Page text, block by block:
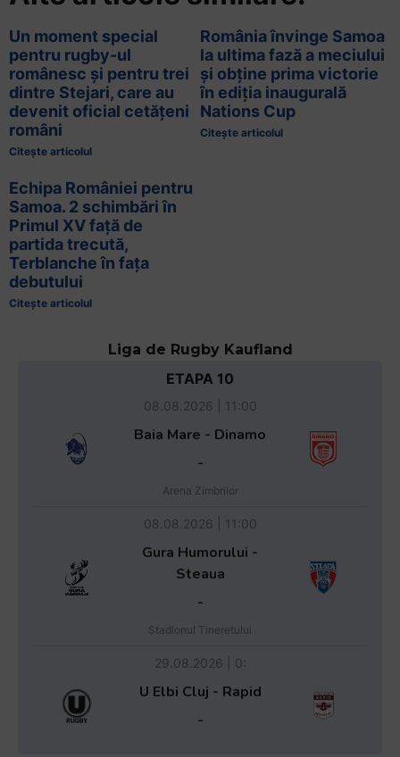
Un moment special
pentru rugby-ul
românesc și pentru trei
dintre Stejari, care au
devenit oficial cetățeni
români
Citește articolul
România învinge Samoa
la ultima fază a meciului
și obține prima victorie
în ediția inaugurală
Nations Cup
Citește articolul
Echipa României pentru
Samoa. 2 schimbări în
Primul XV față de
partida trecută,
Terblanche în fața
debutului
Citește articolul
Liga de Rugby Kaufland
ETAPA 10
08.08.2026 | 11:00
Baia Mare - Dinamo
-
Arena Zimbrilor
08.08.2026 | 11:00
Gura Humorului -
Steaua
-
Stadionul Tineretului
29.08.2026 | 0:
U Elbi Cluj - Rapid
-